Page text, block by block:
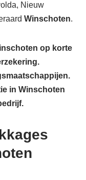
Nieuw
Winschoten.
op korte
in Winschoten